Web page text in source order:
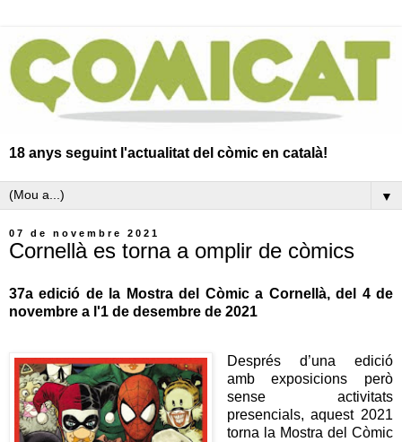
18 anys seguint l'actualitat del còmic en català!
▼
07 de novembre 2021
Cornellà es torna a omplir de còmics
37a edició de la Mostra del Còmic a Cornellà, del 4 de
novembre a l'1 de desembre de 2021
Després d’una edició
amb exposicions però
sense activitats
presencials, aquest 2021
torna la Mostra del Còmic